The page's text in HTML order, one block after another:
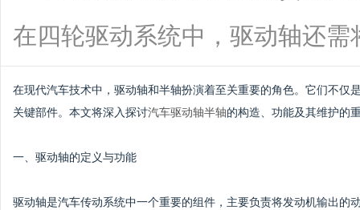
在四轮驱动系统中，驱动轴还需
在现代汽车技术中，驱动轴和半轴扮演着至关重要的角色。它们不仅
关键部件。本文将深入探讨汽车驱动轴半轴的构造、功能及其维护的
一、驱动轴的定义与功能
驱动轴是汽车传动系统中一个重要的组件，主要负责将发动机输出的